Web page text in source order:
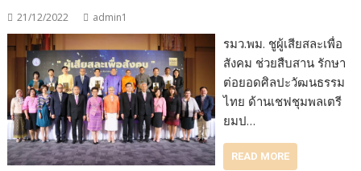
21/12/2022 admin1
รมว.พม. ชูผู้เสียสละเพื่อ
สังคม ช่วยสืบสาน รักษา
ต่อยอดศิลปะวัฒนธรรม
ไทย ด้านเชฟชุมพลเตรี
ยมป…
READ MORE